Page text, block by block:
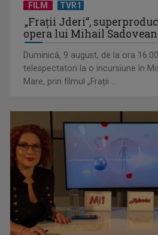
„Spune-mi”, piesa Monicăi Anghel –
în concursul ...
CONCACAF respinge planul FIFA
activităților comerciale
FILM TVR1
„Frații Jderi”,
opera lui Mihail
Duminică, 9 august, de la ora
telespectatori la o incursiune în
Mare, prin filmul „Frații ...